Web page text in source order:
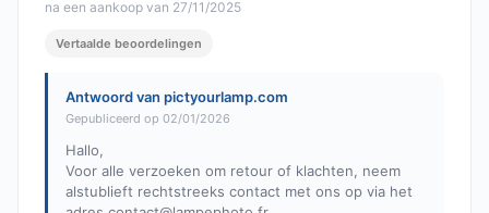
na een aankoop van 27/11/2025
Vertaalde beoordelingen
Antwoord van pictyourlamp.com
Gepubliceerd op 02/01/2026
Hallo,
Voor alle verzoeken om retour of klachten, neem
alstublieft rechtstreeks contact met ons op via het